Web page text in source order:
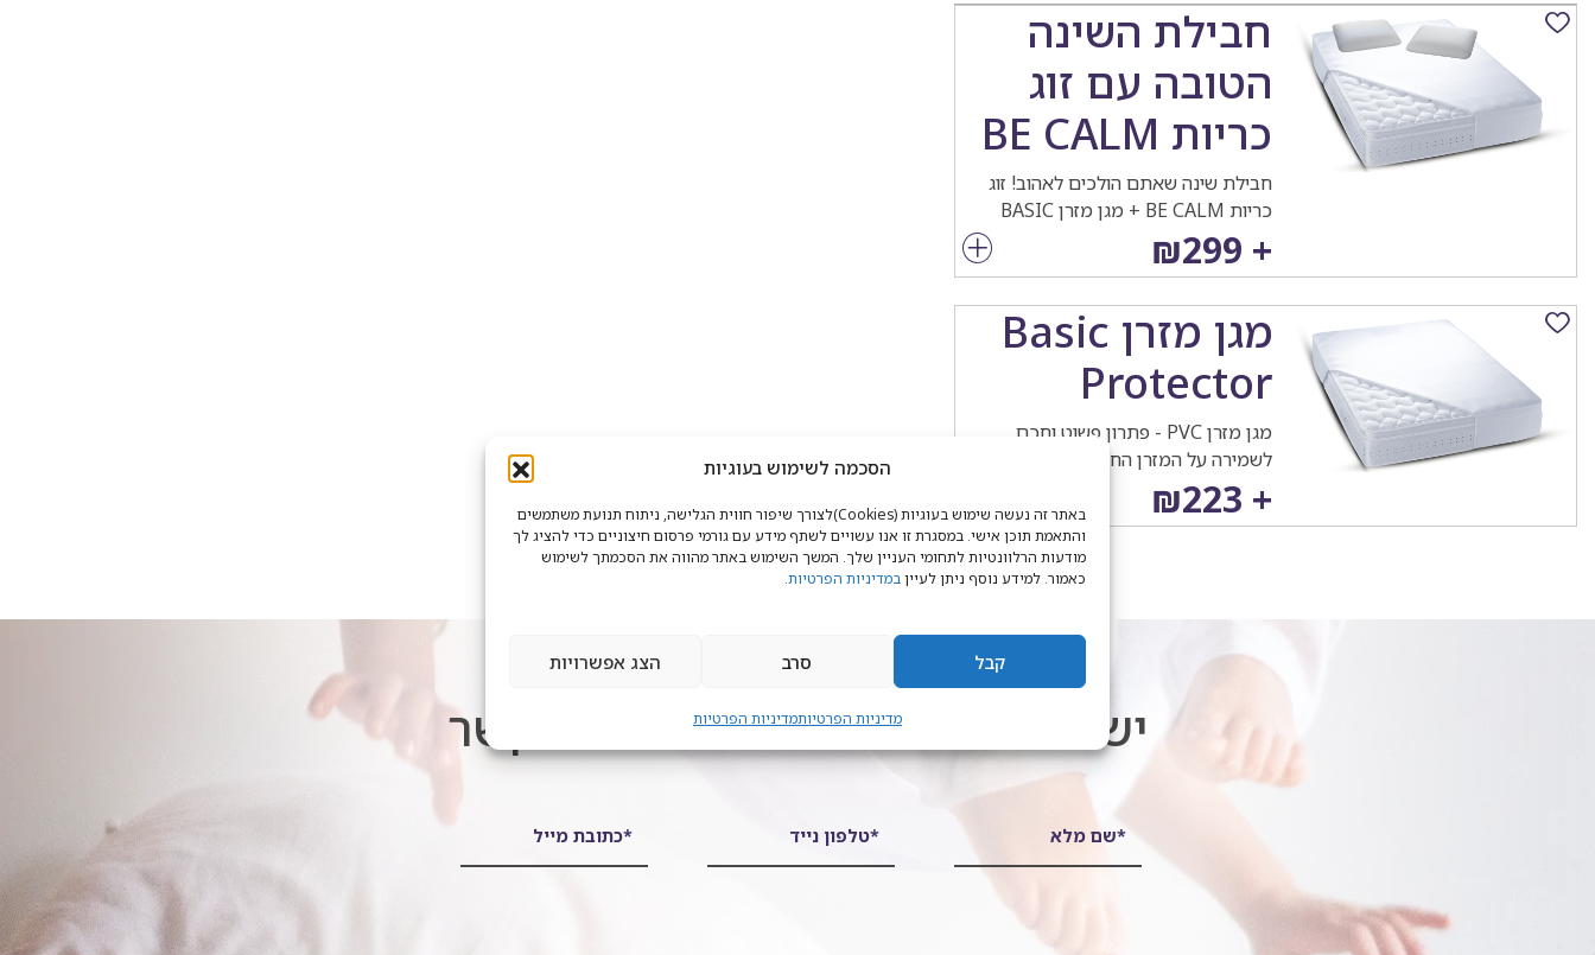
הסכמה לשימוש בעוגיות
באתר זה נעשה שימוש בעוגיות (Cookies)לצורך שיפור חווית הגלישה, ניתוח תנועת משתמשים
והתאמת תוכן אישי. במסגרת זו אנו עשויים לשתף מידע עם גורמי פרסום חיצוניים כדי להציג לך
מודעות הרלוונטיות לתחומי העניין שלך. המשך השימוש באתר מהווה את הסכמתך לשימוש
כאמור. למידע נוסף ניתן לעייןבמדיניות הפרטיות.
קבל סרב הצג אפשרויות
מדיניות הפרטיותמדיניות הפרטיות
חבילת השינה
הטובה עם זוג
כריות BE CALM
חבילת שינה שאתם הולכים לאהוב! זוג
כריות BE CALM + מגן מזרן BASIC
עלות
המוצר
מחיר
נוכחי
+ ₪299
מגן מזרן Basic
Protector
מגן מזרן PVC - פתרון פשוט וחכם
לשמירה על המזרן החדש שלך
עלות
מחיר
+ ₪223
יש לכם שאלה? נשמח להיות בקשר
*שם מלא *טלפון נייד *כתובת מייל